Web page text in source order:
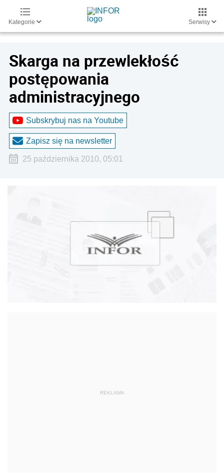
Kategorie Serwisy
Skarga na przewlekłość
postępowania
administracyjnego
Subskrybuj nas na Youtube
Zapisz się na newsletter
25 października 2010, 05:01